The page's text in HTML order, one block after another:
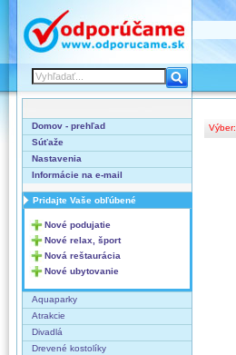
Domov - prehľad
Súťaže
Nastavenia
Informácie na e-mail
Pridajte Vaše obľúbené
Nové podujatie
Nové relax, šport
Nová reštaurácia
Nové ubytovanie
Aquaparky
Atrakcie
Divadlá
Drevené kostolíky
Výber: